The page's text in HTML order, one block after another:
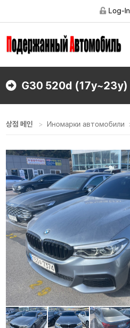
Log-In
G30 520d (17y~23y)
상점 메인 Иномарки автомобили